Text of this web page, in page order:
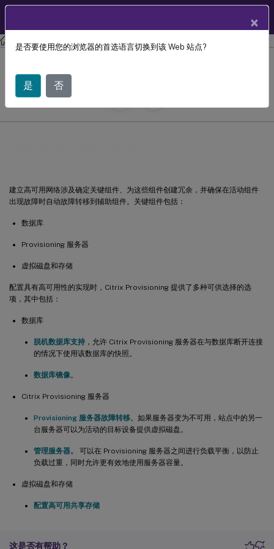
Citrix Provisioning Citrix Provisioning 2206
建立高可用网络涉及确定关键组件、为这些组件创建冗余，并确保在活动组件
出现故障时自动故障转移到辅助组件。关键组件包括：
数据库
Provisioning 服务器
虚拟磁盘和存储
配置具有高可用性的实现时，Citrix Provisioning 提供了多种可供选择的选
项，其中包括：
数据库
脱机数据库支持 ，允许 Citrix Provisioning 服务器在与数据库断开连接
的情况下使用该数据库的快照。
数据库镜像 。
Citrix Provisioning 服务器
Provisioning 服务器故障转移。如果服务器变为不可用，站点中的另一
台服务器可以为活动的目标设备提供虚拟磁盘。
管理服务器。
可以在 Provisioning 服务器之间进行负载平衡，以防止
负载过重，同时允许更有效地使用服务器容量。
虚拟磁盘和存储
配置高可用共享存储
这是否有帮助？
管理以实现高可用性
July 29, 2024
C
×
是否要使用您的浏览器的首选语言切换到该 Web 站点?
是 否